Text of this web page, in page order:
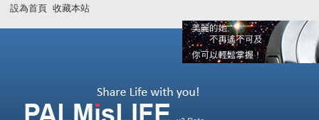
設為首頁 收藏本站